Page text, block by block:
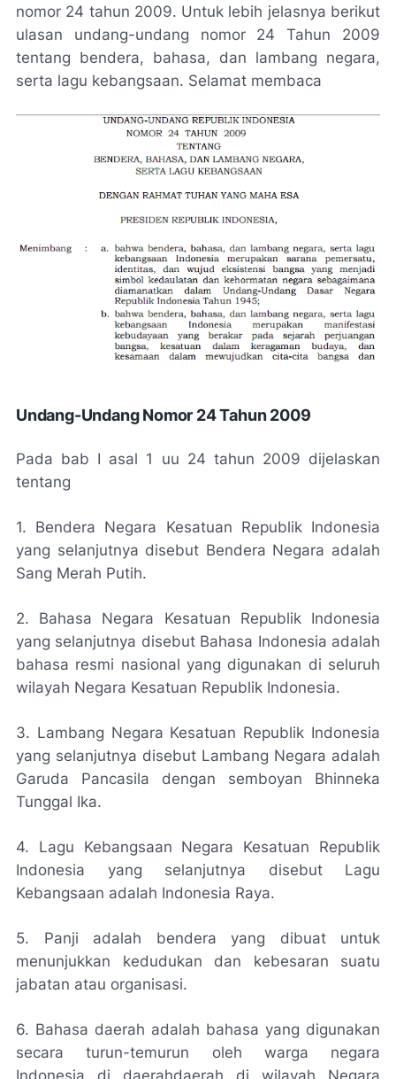
nomor 24 tahun 2009. Untuk lebih jelasnya berikut
ulasan undang-undang nomor 24 Tahun 2009
tentang bendera, bahasa, dan lambang negara,
serta lagu kebangsaan. Selamat membaca
Undang-Undang Nomor 24 Tahun 2009
Pada bab I asal 1 uu 24 tahun 2009 dijelaskan
tentang
1. Bendera Negara Kesatuan Republik Indonesia
yang selanjutnya disebut Bendera Negara adalah
Sang Merah Putih.
2. Bahasa Negara Kesatuan Republik Indonesia
yang selanjutnya disebut Bahasa Indonesia adalah
bahasa resmi nasional yang digunakan di seluruh
wilayah Negara Kesatuan Republik Indonesia.
3. Lambang Negara Kesatuan Republik Indonesia
yang selanjutnya disebut Lambang Negara adalah
Garuda Pancasila dengan semboyan Bhinneka
Tunggal Ika.
4. Lagu Kebangsaan Negara Kesatuan Republik
Indonesia yang selanjutnya disebut Lagu
Kebangsaan adalah Indonesia Raya.
5. Panji adalah bendera yang dibuat untuk
menunjukkan kedudukan dan kebesaran suatu
jabatan atau organisasi.
6. Bahasa daerah adalah bahasa yang digunakan
secara turun-temurun oleh warga negara